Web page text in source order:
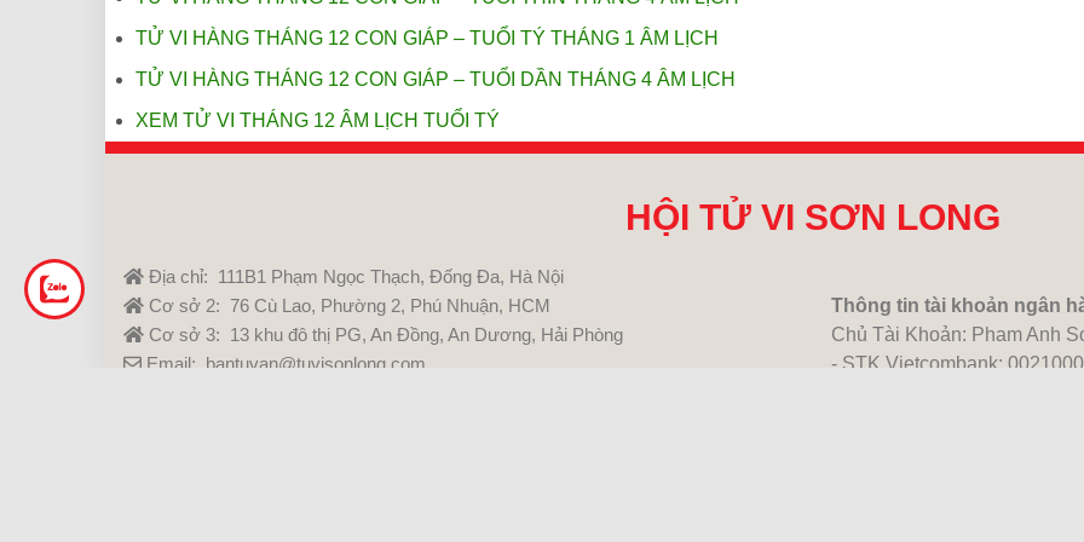
TỬ VI HÀNG THÁNG 12 CON GIÁP – TUỔI TÝ THÁNG 1 ÂM LỊCH
TỬ VI HÀNG THÁNG 12 CON GIÁP – TUỔI DẦN THÁNG 4 ÂM LỊCH
XEM TỬ VI THÁNG 12 ÂM LỊCH TUỔI TÝ
HỘI TỬ VI SƠN LONG
Địa chỉ: 111B1 Phạm Ngọc Thạch, Đống Đa, Hà Nội
Cơ sở 2: 76 Cù Lao, Phường 2, Phú Nhuận, HCM
Cơ sở 3: 13 khu đô thị PG, An Đồng, An Dương, Hải Phòng
Email: bantuvan@tuvisonlong.com
Thông tin tài khoản ngân
Chủ Tài Khoản: Pham Anh
- STK Vietcombank: